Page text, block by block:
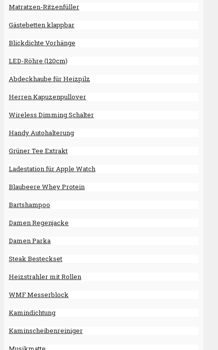
Matratzen-Ritzenfüller
Gästebetten klappbar
Blickdichte Vorhänge
LED-Röhre (120cm)
Abdeckhaube für Heizpilz
Herren Kapuzenpullover
Wireless Dimming Schalter
Handy Autohalterung
Grüner Tee Extrakt
Ladestation für Apple Watch
Blaubeere Whey Protein
Bartshampoo
Damen Regenjacke
Damen Parka
Steak Besteckset
Heizstrahler mit Rollen
WMF Messerblock
Kamindichtung
Kaminscheibenreiniger